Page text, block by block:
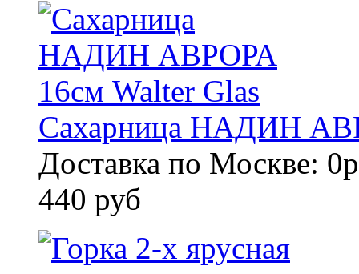
Сахарница НАДИН
Доставка по Москве:
440 руб